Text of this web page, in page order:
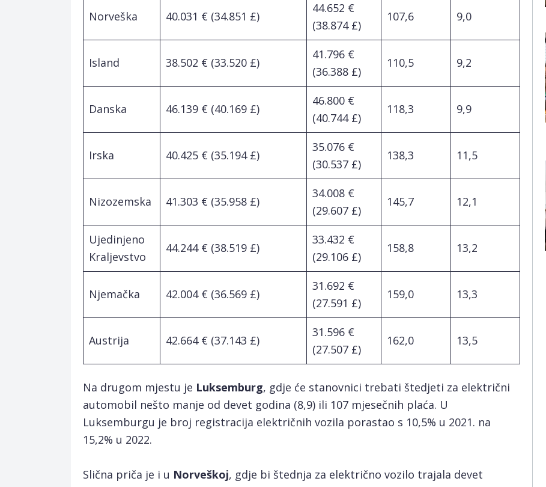
Norveška 40.031 € (34.851 £)
44.652 €
(38.874 £)
107,6 9,0
Island 38.502 € (33.520 £)
41.796 €
(36.388 £)
110,5 9,2
Danska 46.139 € (40.169 £)
46.800 €
(40.744 £)
118,3 9,9
Irska 40.425 € (35.194 £)
35.076 €
(30.537 £)
138,3 11,5
Nizozemska 41.303 € (35.958 £)
34.008 €
(29.607 £)
145,7 12,1
Ujedinjeno
Kraljevstvo
44.244 € (38.519 £)
33.432 €
(29.106 £)
158,8 13,2
Njemačka 42.004 € (36.569 £)
31.692 €
(27.591 £)
159,0 13,3
Austrija 42.664 € (37.143 £)
31.596 €
(27.507 £)
162,0 13,5
Na drugom mjestu je Luksemburg, gdje će stanovnici trebati štedjeti za električni
automobil nešto manje od devet godina (8,9) ili 107 mjesečnih plaća. U
Luksemburgu je broj registracija električnih vozila porastao s 10,5% u 2021. na
15,2% u 2022.
Slična priča je i u Norveškoj, gdje bi štednja za električno vozilo trajala devet